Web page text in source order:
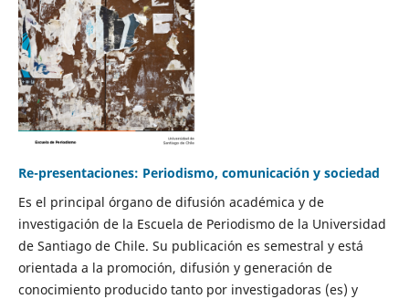
Re-presentaciones: Periodismo, comunicación y sociedad
Es el principal órgano de difusión académica y de
investigación de la Escuela de Periodismo de la Universidad
de Santiago de Chile. Su publicación es semestral y está
orientada a la promoción, difusión y generación de
conocimiento producido tanto por investigadoras (es) y